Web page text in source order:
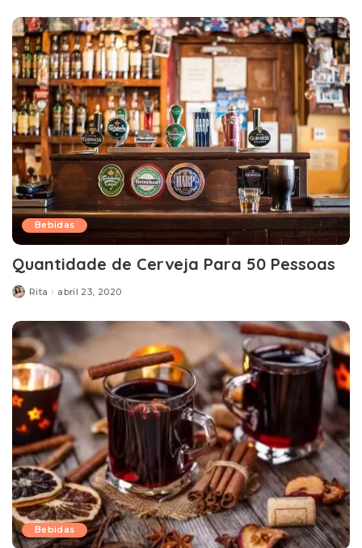
Bebidas
Quantidade de Cerveja Para 50 Pessoas
Posted
Rita abril 23, 2020
Bebidas